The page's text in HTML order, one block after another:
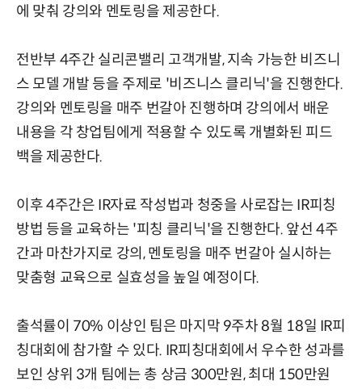
에 맞춰 강의와 멘토링을 제공한다.
전반부 4주간 실리콘밸리 고객개발, 지속 가능한 비즈니
스 모델 개발 등을 주제로 '비즈니스 클리닉'을 진행한다.
강의와 멘토링을 매주 번갈아 진행하며 강의에서 배운
내용을 각 창업팀에게 적용할 수 있도록 개별화된 피드
백을 제공한다.
이후 4주간은 IR자료 작성법과 청중을 사로잡는 IR피칭
방법 등을 교육하는 '피칭 클리닉'을 진행한다. 앞선 4주
간과 마찬가지로 강의, 멘토링을 매주 번갈아 실시하는
맞춤형 교육으로 실효성을 높일 예정이다.
출석률이 70% 이상인 팀은 마지막 9주차 8월 18일 IR피
칭대회에 참가할 수 있다. IR피칭대회에서 우수한 성과를
보인 상위 3개 팀에는 총 상금 300만원, 최대 150만원